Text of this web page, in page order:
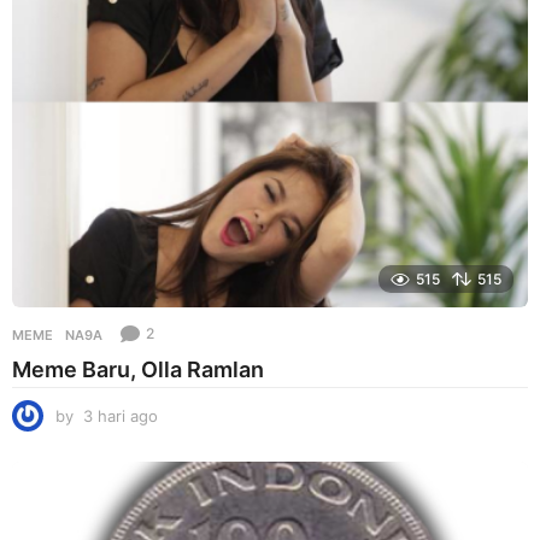
515 515
MEME NA9A 2
Meme Baru, Olla Ramlan
by 3 hari ago
a
r
a